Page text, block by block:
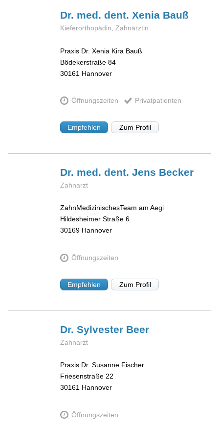
Dr. med. dent. Xenia Bauß
Kieferorthopädin, Zahnärztin
Praxis Dr. Xenia Kira Bauß
Bödekerstraße 84
30161 Hannover
Öffnungszeiten Privatpatienten
Empfehlen Zum Profil
Dr. med. dent. Jens Becker
Zahnarzt
ZahnMedizinischesTeam am Aegi
Hildesheimer Straße 6
30169 Hannover
Öffnungszeiten
Empfehlen Zum Profil
Dr. Sylvester Beer
Zahnarzt
Praxis Dr. Susanne Fischer
Friesenstraße 22
30161 Hannover
Öffnungszeiten